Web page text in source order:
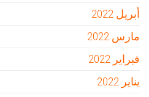
أبريل 2022
مارس 2022
فبراير 2022
يناير 2022